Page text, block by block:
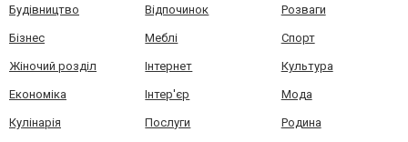
Будівництво Відпочинок Розваги
Бізнес Меблі Спорт
Жіночий розділ Інтернет Культура
Економіка Інтер'єр Мода
Кулінарія Послуги Родина